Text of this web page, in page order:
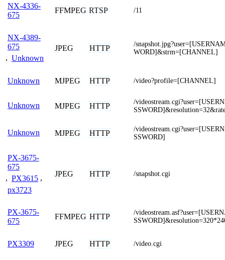
NX-4336-
675
FFMPEG RTSP /11
NX-4389-
675
, Unknown
JPEG HTTP
/
WORD]&strm=[CHANNEL]
Unknown MJPEG HTTP /video?profile=[CHANNEL]
Unknown MJPEG HTTP
/
Unknown MJPEG HTTP
/
SSWORD]
PX-3675-
675
, PX3615 ,
px3723
JPEG HTTP /snapshot.cgi
PX-3675-
675
FFMPEG HTTP
/
PX3309 JPEG HTTP /video.cgi